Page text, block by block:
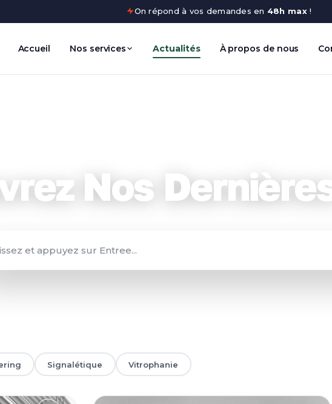
On répond à vos demandes en 48h max!
Accueil Nos services Actualités À propos de nous
Nos
Signalétique Vitrophanie